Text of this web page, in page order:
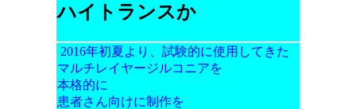
ハイトランスか
2016年初夏より、試験的に使用してきた
マルチレイヤージルコニアを
本格的に
患者さん向けに制作を